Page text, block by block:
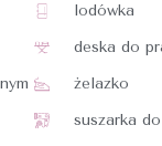
lodówka
deska do
żelazko
suszarka